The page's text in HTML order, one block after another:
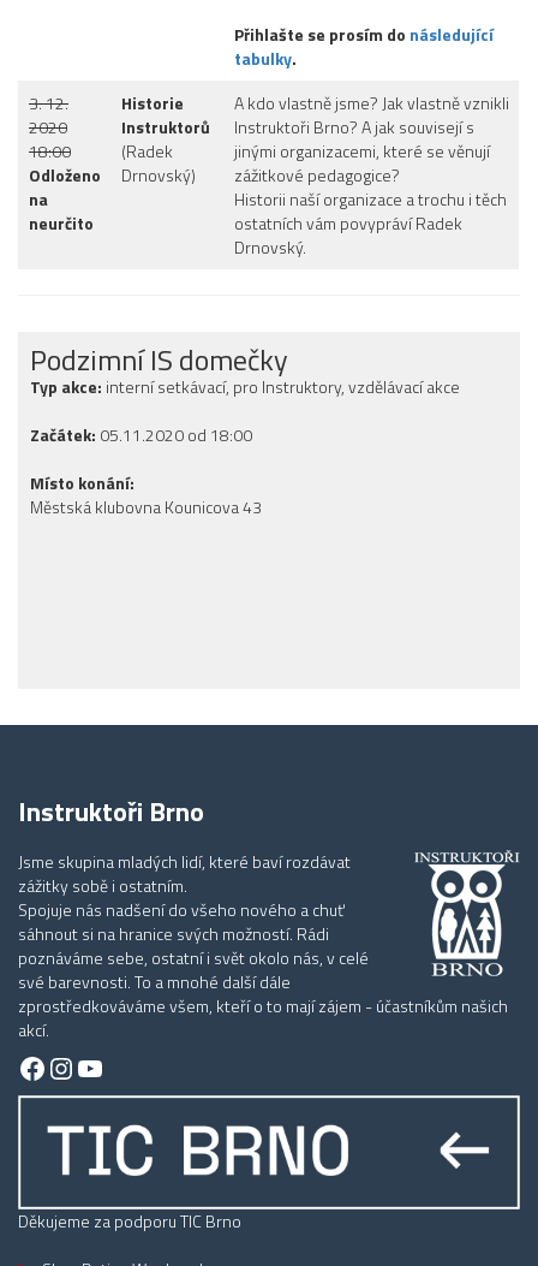
Přihlašte se prosím do následující
tabulky.
3. 12.
2020
18:00
Odloženo
na
neurčito
Historie
Instruktorů
(Radek
Drnovský)
A kdo vlastně jsme? Jak vlastně vznikli
Instruktoři Brno? A jak souvisejí s
jinými organizacemi, které se věnují
zážitkové pedagogice?
Historii naší organizace a trochu i těch
ostatních vám povypráví Radek
Drnovský.
Podzimní IS domečky
Typ akce: interní setkávací, pro Instruktory, vzdělávací akce
Začátek: 05.11.2020 od 18:00
Místo konání:
Městská klubovna Kounicova 43
Instruktoři Brno
Jsme skupina mladých lidí, které baví rozdávat
zážitky sobě i ostatním.
Spojuje nás nadšení do všeho nového a chuť
sáhnout si na hranice svých možností. Rádi
poznáváme sebe, ostatní i svět okolo nás, v celé
své barevnosti. To a mnohé další dále
zprostředkováváme všem, kteří o to mají zájem - účastníkům našich
akcí.
Facebook
Instagram
YouTube
Děkujeme za podporu TIC Brno